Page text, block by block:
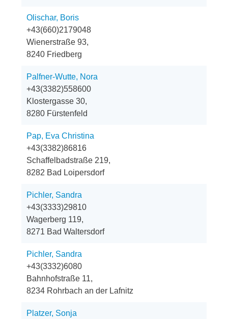
Olischar, Boris
+43(660)2179048
Wienerstraße 93,
8240 Friedberg
Palfner-Wutte, Nora
+43(3382)558600
Klostergasse 30,
8280 Fürstenfeld
Pap, Eva Christina
+43(3382)86816
Schaffelbadstraße 219,
8282 Bad Loipersdorf
Pichler, Sandra
+43(3333)29810
Wagerberg 119,
8271 Bad Waltersdorf
Pichler, Sandra
+43(3332)6080
Bahnhofstraße 11,
8234 Rohrbach an der Lafnitz
Platzer, Sonja